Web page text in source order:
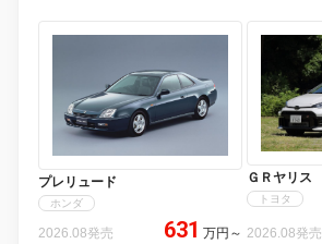
プレリュード
ホンダ
2026.08発売 631 万円 ～
ＧＲヤリス
トヨタ
2026.08発売